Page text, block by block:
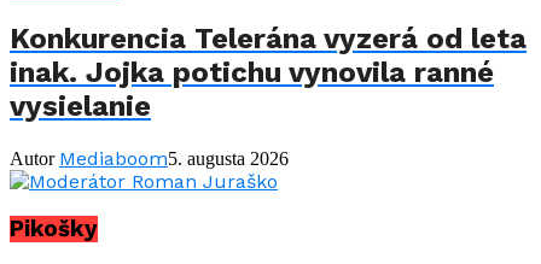
Konkurencia Telerána vyzerá od leta
inak. Jojka potichu vynovila ranné
vysielanie
Autor Mediaboom5. augusta 2026
Pikošky